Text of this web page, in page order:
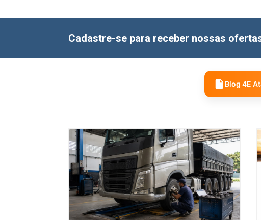
Cadastre-se para receber nossas
Blog 4E